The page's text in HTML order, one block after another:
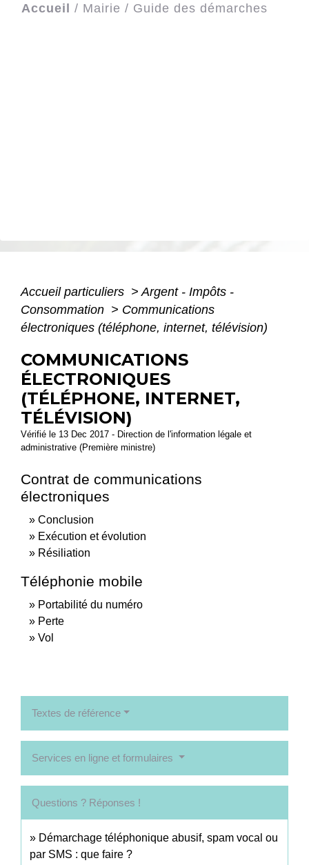
Accueil / Mairie / Guide des démarches
Accueil particuliers > Argent - Impôts -
Consommation > Communications
électroniques (téléphone, internet, télévision)
COMMUNICATIONS
ÉLECTRONIQUES
(TÉLÉPHONE, INTERNET,
TÉLÉVISION)
Vérifié le 13 Dec 2017 - Direction de l'information légale et
administrative (Première ministre)
Contrat de communications
électroniques
Conclusion
Exécution et évolution
Résiliation
Téléphonie mobile
Portabilité du numéro
Perte
Vol
Textes de référence
Services en ligne et formulaires
Questions ? Réponses !
Démarchage téléphonique abusif, spam vocal ou
par SMS : que faire ?